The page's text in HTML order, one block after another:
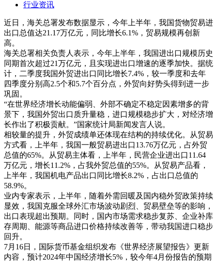
行业资讯
近日，海关总署发布数据显示，今年上半年，我国货物贸易进
出口总值达21.17万亿元，同比增长6.1%，贸易规模再创新
高。
海关总署相关负责人表示，今年上半年，我国进出口规模历史
同期首次超过21万亿元，且实现进出口增速的逐季加快。据统
计，二季度我国外贸进出口同比增长7.4%，较一季度和去年
四季度分别高2.5个和5.7个百分点，外贸向好势头得到进一步
巩固。
“在世界经济增长动能偏弱、外部不确定不稳定因素增多的背
景下，我国外贸出口质升量稳，进口规模稳步扩大，对经济增
长作出了积极贡献。”国家统计局新闻发言人说。
相较量的提升，外贸成绩单还体现在结构的持续优化。从贸易
方式看，上半年，我国一般贸易进出口13.76万亿元，占外贸
总值的65%。从贸易主体看，上半年，民营企业进出口11.64
万亿元，增长11.2%，占我外贸总值的55%。从贸易产品看，
上半年，我国机电产品出口同比增长8.2%，占出口总值的
58.9%。
业内专家表示，上半年，随着外需回暖及国内稳外贸政策持续
显效，我国克服全球外汇市场波动剧烈、贸易壁垒等的影响，
出口表现超出预期。同时，国内市场需求稳步复苏、企业补库
存周期、能源等商品进口价格持续改善等，带动我国进口稳步
回升。
7月16日，国际货币基金组织发布《世界经济展望报告》更新
内容，预计2024年中国经济增长5%，较今年4月份报告的预期